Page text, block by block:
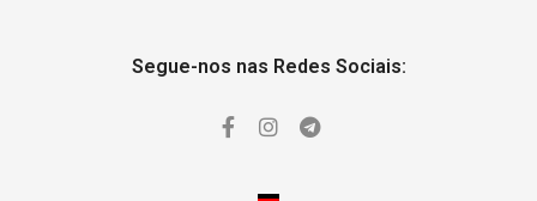
Segue-nos nas Redes Sociais: